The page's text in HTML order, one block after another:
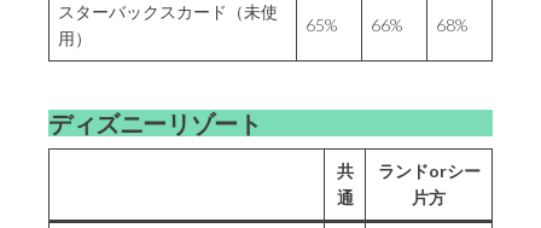
スターバックスカード（未使
用）
65% 66% 68%
ディズニーリゾート
共
通
ランドorシー
片方